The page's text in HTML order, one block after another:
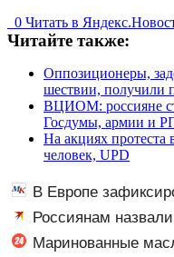
0 Читать в Я
Читайте также:
Оппозиционеры,
шествии, получили
ВЦИОМ: россияне
Госдумы, армии и
На акциях протеста
человек, UPD
В Европе
венерических
Россиянам
неиспользованную
Маринованные